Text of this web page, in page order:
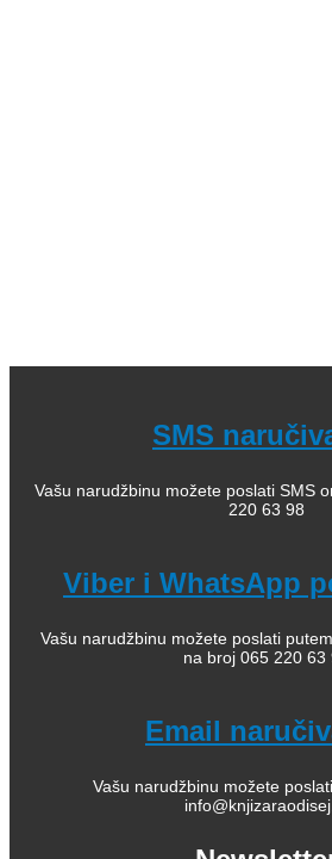
SMS
Vašu narudžbinu možete poslati SMS
220 63 98
Viber i WhatsApp
Vašu narudžbinu možete poslati
na broj 065 220 63
Email
Vašu narudžbinu možete